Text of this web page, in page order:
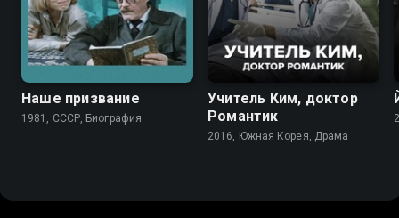
7.1
Наше призвание
1981, СССР, Биография
8.7
Учитель Ким, доктор
Романтик
2016, Южная Корея, Драма